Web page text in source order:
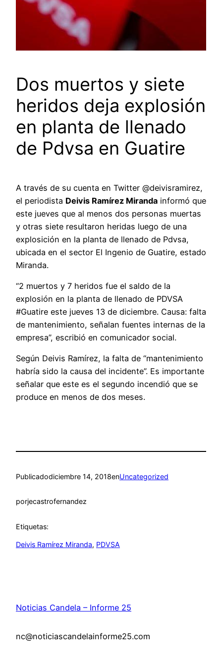
Dos muertos y siete
heridos deja explosión
en planta de llenado
de Pdvsa en Guatire
A través de su cuenta en Twitter @deivisramirez,
el periodista Deivis Ramírez Miranda informó que
este jueves que al menos dos personas muertas
y otras siete resultaron heridas luego de una
explosición en la planta de llenado de Pdvsa,
ubicada en el sector El Ingenio de Guatire, estado
Miranda.
“2 muertos y 7 heridos fue el saldo de la
explosión en la planta de llenado de PDVSA
#Guatire este jueves 13 de diciembre. Causa: falta
de mantenimiento, señalan fuentes internas de la
empresa”, escribió en comunicador social.
Según Deivis Ramírez, la falta de “mantenimiento
habría sido la causa del incidente”. Es importante
señalar que este es el segundo incendió que se
produce en menos de dos meses.
Publicadodiciembre 14, 2018enUncategorized
porjecastrofernandez
Etiquetas:
Deivis Ramírez Miranda, PDVSA
Noticias Candela – Informe 25
nc@noticiascandelainforme25.com